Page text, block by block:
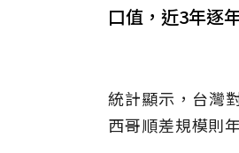
口值，近3年逐
統計顯示，台灣
西哥順差規模則